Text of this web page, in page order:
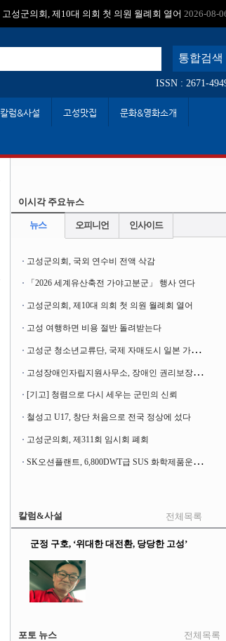
고성군의회, 제10대 의회 첫 의원 월례회 열어 2026-08-
ISSN : 2671-
칼럼&사설 고성맛집 문화&영화소개
이시각 주요뉴스
뉴스 오피니언 인사이드
고성군의회, 국외 연수비 전액 삭감
「2026 세계유산축전 가야고분군」 행사 연다
고성군의회, 제10대 의회 첫 의원 월례회 열어
고성 여행하면 비용 절반 돌려받는다
고
성군 청소년교류단, 국제 자매도시 일본 가사오카시 찾아
고
성장애인자립지원사무소, 장애인 권리보장 촉구 1인 시위 벌여
[기고] 청렴으로 다시 세우는 군민의 신뢰
철성고 U17, 창단 처음으로 전국 정상에 섰다
고성군의회, 제311회 임시회 폐회
S
K오션플랜트, 6,800DWT급 SUS 화학제품운반선 2척 수주
칼럼&사설 전체목록
군정 구호, ‘위대한 대전환, 당당한 고성’
포토 뉴스 전체목록